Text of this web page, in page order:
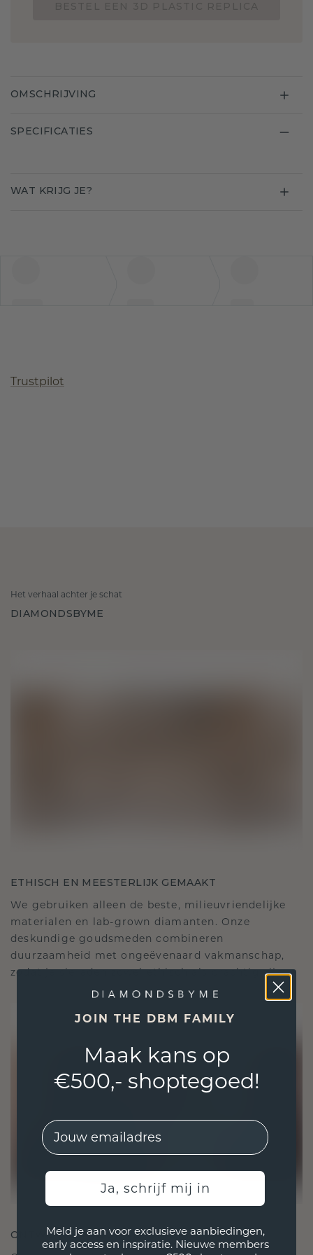
OMSCHRIJVING
SPECIFICATIES
WAT KRIJG JE?
Trustpilot
Het verhaal achter je schat
DIAMONDSBYME
ETHISCH EN MEESTERLIJK GEMAAKT
We gebruiken alleen de beste, milieuvriendelijke
materialen en lab-grown diamanten. Onze
deskundige goudsmeden combineren
duurzaamheid met ongeëvenaard vakmanschap,
zodat je sieraden zowel ethisch als prachtig zijn.
ONTWORPEN VOOR VERBINDING
JOIN THE DBM FAMILY
Maak kans op
€500,- shoptegoed!
EMail
Ja, schrijf mij in
Meld je aan voor exclusieve aanbiedingen,
early access en inspiratie. Nieuwe members